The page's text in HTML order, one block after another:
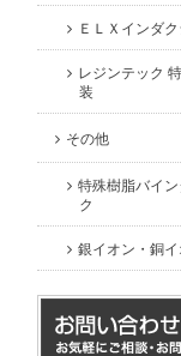
ＥＬＸインダ
レジンテック
装
その他
特殊樹脂バイ
ク
銀イオン・銅